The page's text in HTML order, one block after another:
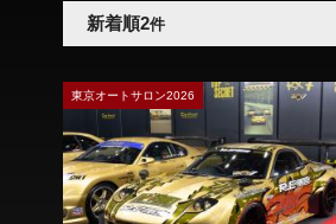
新着順2件
東京オートサロン2026